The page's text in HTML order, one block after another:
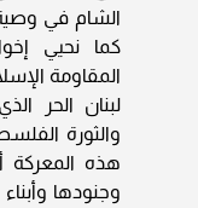
الشام في
كما نحيي
المقاومة
لبنان الحر
والثورة
هذه المعركة
وجنودها